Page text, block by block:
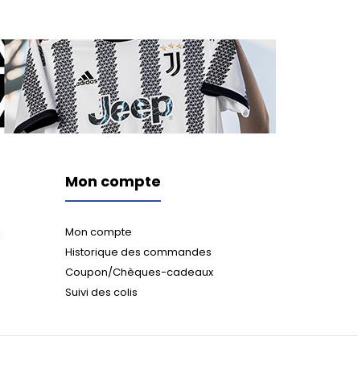
Mon compte
Mon compte
Historique des commandes
Coupon/Chèques-cadeaux
Suivi des colis